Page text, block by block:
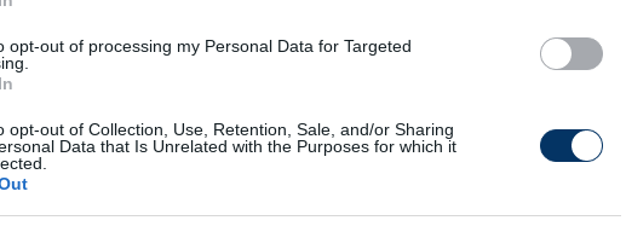
opt-out of processing my Personal Data for Targeted
opt-out of Collection, Use, Retention, Sale, and/or Sharing
Data that Is Unrelated with the Purposes for which it
küzdenek rendszeres ízületi fájdalommal.
A McKenzie módszer például a
torna pedig a gerincferdülés korrigálására
a törzs izomzatát, míg a
eredményez – legyen szó akár egy
vagy túlterhelés okozta fájdalmakról.